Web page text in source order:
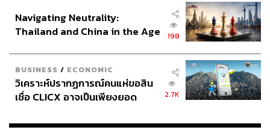
Navigating Neutrality:
Thailand and China in the Age
198
BUSINESS / ECONOMIC
วิเคราะห์ปรากฏการณ์คนแห่ขอสิน
เชื่อ CLICX อาจเป็นเพียงยอด
เรือนไทยที่ถูกซุกไว้
2.7K